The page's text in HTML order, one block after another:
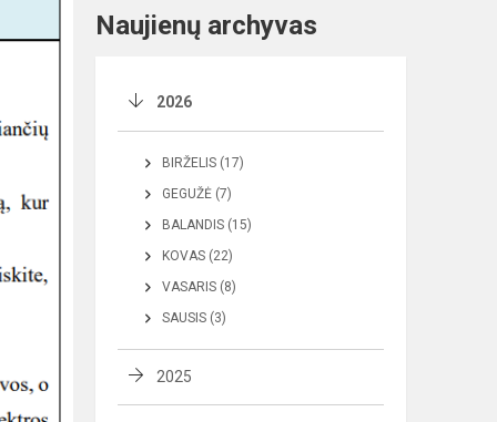
Naujienų archyvas
2026
BIRŽELIS (17)
GEGUŽĖ (7)
BALANDIS (15)
KOVAS (22)
VASARIS (8)
SAUSIS (3)
2025